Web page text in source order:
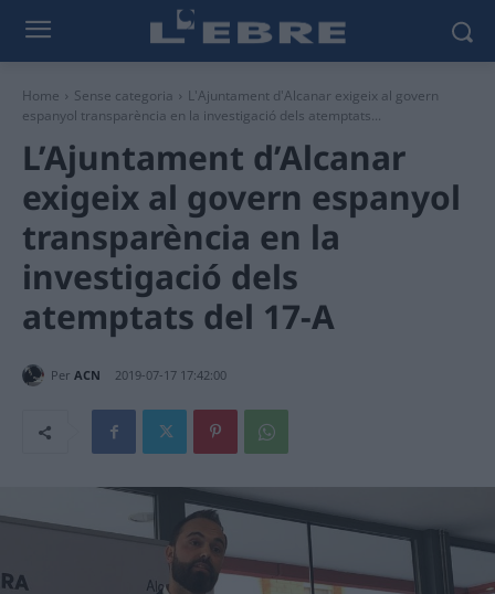
Home Sense categoria
L'Ajuntament d'Alcanar exigeix al govern
espanyol transparència en la investigació dels atemptats...
L’Ajuntament d’Alcanar
exigeix al govern espanyol
transparència en la
investigació dels
atemptats del 17-A
Per ACN 2019-07-17 17:42:00